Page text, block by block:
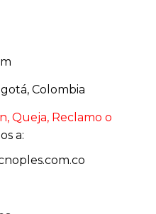
Colombia
Queja, Reclamo o
a: